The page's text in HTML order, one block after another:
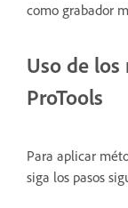
como grabador
Uso de
ProTools
Para aplicar
siga los pasos